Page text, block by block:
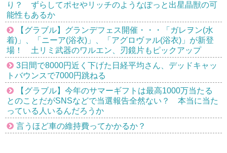
り？ ずらしてポセやリッチのようなぽっと出星晶獣の可
能性もあるか
【グラブル】グランデフェス開催・・・「ガレヲン(水
着)」、「ニーア(浴衣)」、「アグロヴァル(浴衣)」が新登
場！ 土リミ武器のワルエン、刃鏡片もピックアップ
3日間で8000円近く下げた日経平均さん、デッドキャッ
トバウンスで7000円跳ねる
【グラブル】今年のサマーギフトは最高1000万当たる
とのことだがSNSなどで当選報告全然ない？ 本当に当た
っている人いるんだろうか
言うほど車の維持費ってかかるか？